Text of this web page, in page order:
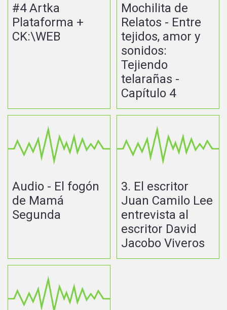
#4 Artka
Plataforma +
CK:\WEB
Mochilita de
Relatos - Entre
tejidos, amor y
sonidos:
Tejiendo
telarañas -
Capítulo 4
Audio - El fogón
de Mamá
Segunda
3. El escritor
Juan Camilo Lee
entrevista al
escritor David
Jacobo Viveros